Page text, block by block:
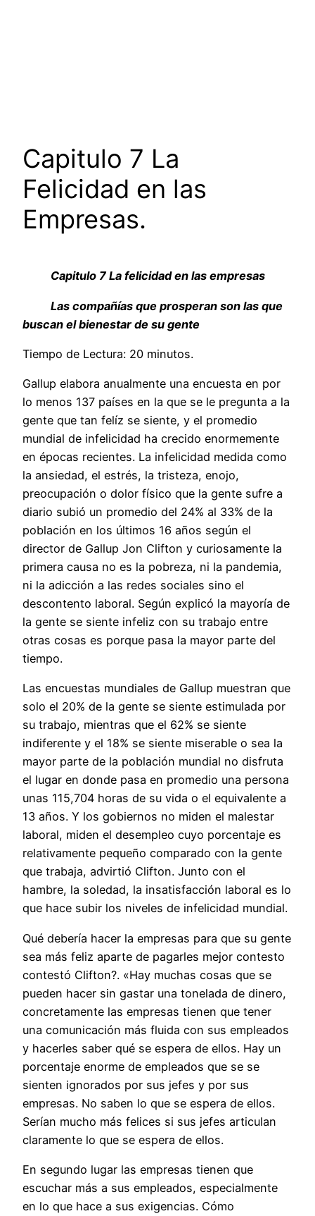
Capitulo 7 La
Felicidad en las
Empresas.
Capitulo 7 La felicidad en las empresas
Las compañías que prosperan son las que
buscan el bienestar de su gente
Tiempo de Lectura: 20 minutos.
Gallup elabora anualmente una encuesta en por
lo menos 137 países en la que se le pregunta a la
gente que tan felíz se siente, y el promedio
mundial de infelicidad ha crecido enormemente
en épocas recientes. La infelicidad medida como
la ansiedad, el estrés, la tristeza, enojo,
preocupación o dolor físico que la gente sufre a
diario subió un promedio del 24% al 33% de la
población en los últimos 16 años según el
director de Gallup Jon Clifton y curiosamente la
primera causa no es la pobreza, ni la pandemia,
ni la adicción a las redes sociales sino el
descontento laboral. Según explicó la mayoría de
la gente se siente infeliz con su trabajo entre
otras cosas es porque pasa la mayor parte del
tiempo.
Las encuestas mundiales de Gallup muestran que
solo el 20% de la gente se siente estimulada por
su trabajo, mientras que el 62% se siente
indiferente y el 18% se siente miserable o sea la
mayor parte de la población mundial no disfruta
el lugar en donde pasa en promedio una persona
unas 115,704 horas de su vida o el equivalente a
13 años. Y los gobiernos no miden el malestar
laboral, miden el desempleo cuyo porcentaje es
relativamente pequeño comparado con la gente
que trabaja, advirtió Clifton. Junto con el
hambre, la soledad, la insatisfacción laboral es lo
que hace subir los niveles de infelicidad mundial.
Qué debería hacer la empresas para que su gente
sea más feliz aparte de pagarles mejor contesto
contestó Clifton?. «Hay muchas cosas que se
pueden hacer sin gastar una tonelada de dinero,
concretamente las empresas tienen que tener
una comunicación más fluida con sus empleados
y hacerles saber qué se espera de ellos. Hay un
porcentaje enorme de empleados que se se
sienten ignorados por sus jefes y por sus
empresas. No saben lo que se espera de ellos.
Serían mucho más felices si sus jefes articulan
claramente lo que se espera de ellos.
En segundo lugar las empresas tienen que
escuchar más a sus empleados, especialmente
en lo que hace a sus exigencias. Cómo